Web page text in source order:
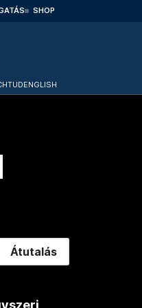
SHOP
ENGLISH
Átutalás